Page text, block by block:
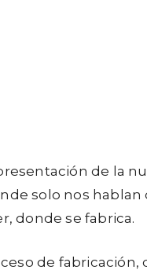
presentación de la
solo nos
donde se fabrica.
de